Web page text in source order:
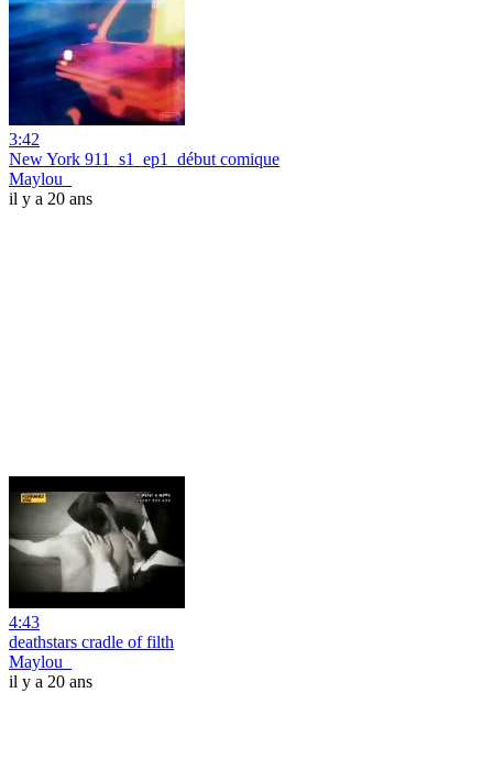
3:42
New York 911_s1_ep1_début comique
Maylou_
il y a 20 ans
4:43
deathstars cradle of filth
Maylou_
il y a 20 ans